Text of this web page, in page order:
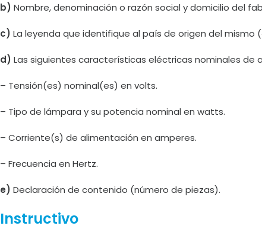
b) Nombre, denominación o razón social y domicilio del
c) La leyenda que identifique al país de origen del mismo
d) Las siguientes características eléctricas nominales de
– Tensión(es) nominal(es) en volts.
– Tipo de lámpara y su potencia nominal en watts.
– Corriente(s) de alimentación en amperes.
– Frecuencia en Hertz.
e) Declaración de contenido (número de piezas).
Instructivo